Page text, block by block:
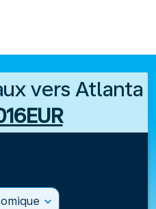
vers Atlanta
expand_more